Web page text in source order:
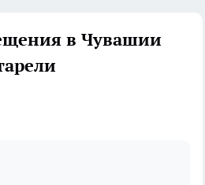
в Чувашии